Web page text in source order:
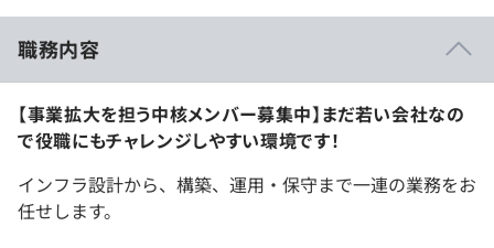
職務内容
【事業拡大を担う中核メンバー募集中】まだ若い会社なの
で役職にもチャレンジしやすい環境です！
インフラ設計から、構築、運用・保守まで一連の業務をお
任せします。